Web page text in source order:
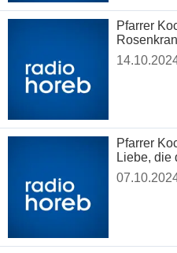
Pfarrer
Pfarrer
Liebe, die